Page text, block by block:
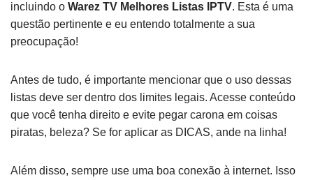
incluindo o Warez TV Melhores Listas IPTV. Esta é uma
questão pertinente e eu entendo totalmente a sua
preocupação!
Antes de tudo, é importante mencionar que o uso dessas
listas deve ser dentro dos limites legais. Acesse conteúdo
que você tenha direito e evite pegar carona em coisas
piratas, beleza? Se for aplicar as DICAS, ande na linha!
Além disso, sempre use uma boa conexão à internet. Isso